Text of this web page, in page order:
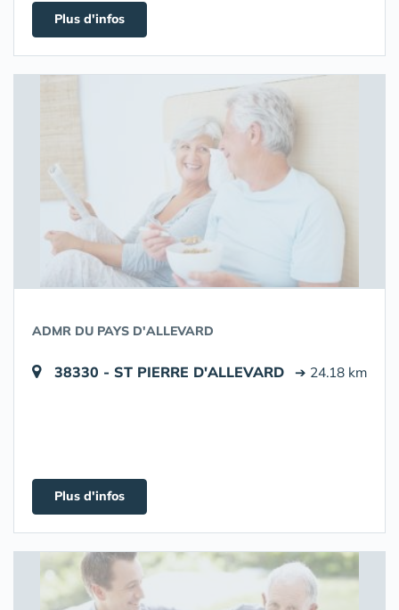
Plus d'infos
ADMR DU PAYS D'ALLEVARD
38330 - ST PIERRE D'ALLEVARD ➔ 24.18 km
Plus d'infos